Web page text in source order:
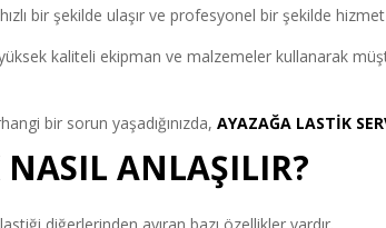
bir şekilde ulaşır ve profesyonel bir şekilde
kaliteli ekipman ve malzemeler kullanarak
bir sorun yaşadığınızda, AYAZAĞA LASTİK
ANLAŞILIR?
diğerlerinden ayıran bazı özellikler vardır.